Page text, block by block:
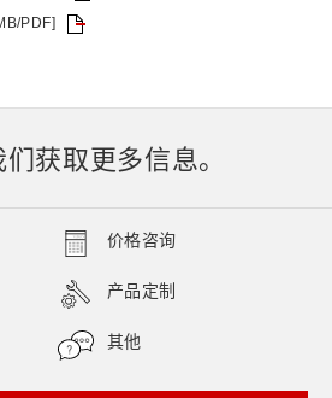
PDF]
获取更多信息。
价格咨询
产品定制
其他